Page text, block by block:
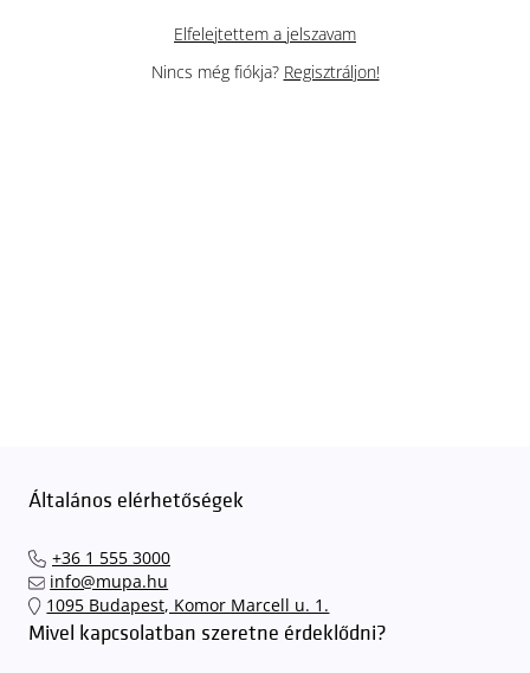
Elfelejtettem a jelszavam
Nincs még fiókja? Regisztráljon!
Általános elérhetőségek
+36 1 555 3000
info@mupa.hu
1095 Budapest, Komor Marcell u. 1.
Mivel kapcsolatban szeretne érdeklődni?